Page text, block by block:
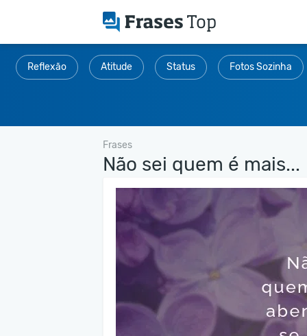
Reflexão Atitude Status Fotos Sozinha
Frases
Não sei quem é mais...